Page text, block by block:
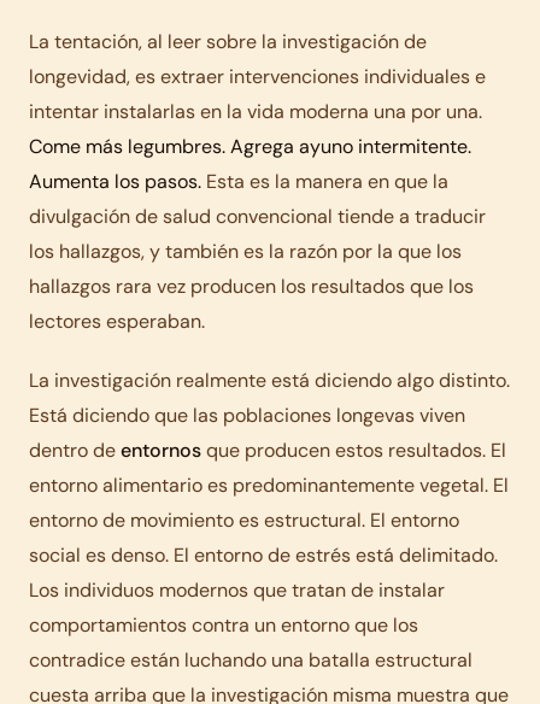
La tentación, al leer sobre la investigación de
longevidad, es extraer intervenciones individuales e
intentar instalarlas en la vida moderna una por una.
Come más legumbres. Agrega ayuno intermitente.
Aumenta los pasos. Esta es la manera en que la
divulgación de salud convencional tiende a traducir
los hallazgos, y también es la razón por la que los
hallazgos rara vez producen los resultados que los
lectores esperaban.
La investigación realmente está diciendo algo distinto.
Está diciendo que las poblaciones longevas viven
dentro deentornosque producen estos resultados. El
entorno alimentario es predominantemente vegetal. El
entorno de movimiento es estructural. El entorno
social es denso. El entorno de estrés está delimitado.
Los individuos modernos que tratan de instalar
comportamientos contra un entorno que los
contradice están luchando una batalla estructural
cuesta arriba que la investigación misma muestra que